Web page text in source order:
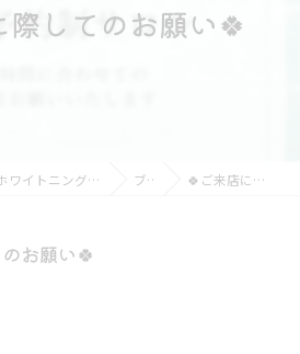
してのお願い🍀
愛知県名古屋のセルフホワイトニングならホワイトニングショップ名古屋店 ブログ 🍀ご来店に際してのお願い🍀
お願い🍀